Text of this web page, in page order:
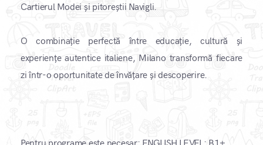
Cartierul Modei și pitoreștii Navigli.
O combinație perfectă între educație, cultură și
experiențe autentice italiene, Milano transformă fiecare
zi într-o oportunitate de învățare și descoperire.